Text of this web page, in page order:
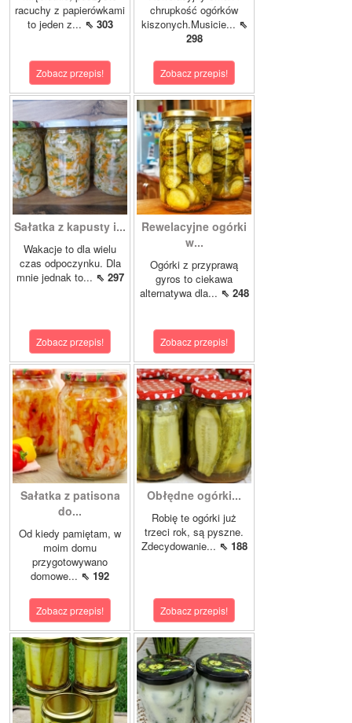
racuchy z papierówkami
to jeden z... ⇖ 303
Zobacz przepis!
chrupkość ogórków
kiszonych.Musicie... ⇖
298
Zobacz przepis!
Sałatka z kapusty i...
Wakacje to dla wielu
czas odpoczynku. Dla
mnie jednak to... ⇖ 297
Zobacz przepis!
Rewelacyjne ogórki
w...
Ogórki z przyprawą
gyros to ciekawa
alternatywa dla... ⇖ 248
Zobacz przepis!
Sałatka z patisona
do...
Od kiedy pamiętam, w
moim domu
przygotowywano
domowe... ⇖ 192
Zobacz przepis!
Obłędne ogórki...
Robię te ogórki już
trzeci rok, są pyszne.
Zdecydowanie... ⇖ 188
Zobacz przepis!